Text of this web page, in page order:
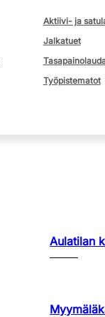
Aktiivi- ja
Jalkatuet
Työpistematot
Aulatilan